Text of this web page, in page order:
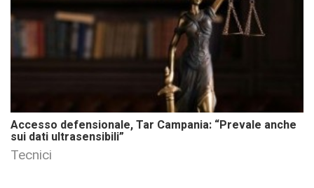
Accesso defensionale, Tar Campania: “Prevale anche
sui dati ultrasensibili”
Tecnici